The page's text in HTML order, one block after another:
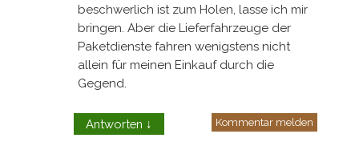
beschwerlich ist zum Holen, lasse ich mir
bringen. Aber die Lieferfahrzeuge der
Paketdienste fahren wenigstens nicht
allein für meinen Einkauf durch die
Gegend.
Antworten ↓ Kommentar melden